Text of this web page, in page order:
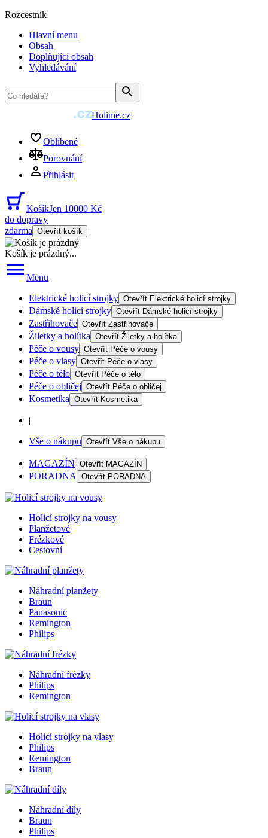
Rozcestník
Hlavní menu
Obsah
Doplňující obsah
Vyhledávání
Holime.cz
Oblíbené
Porovnání
Přihlásit
KošíkJen 10000 Kč
do dopravy
zdarma Otevřít košík
Košík je prázdný...
Menu
Elektrické holicí strojky Otevřít Elektrické holicí strojky
Dámské holicí strojky Otevřít Dámské holicí strojky
Zastřihovače Otevřít Zastřihovače
Žiletky a holítka Otevřít Žiletky a holítka
Péče o vousy Otevřít Péče o vousy
Péče o vlasy Otevřít Péče o vlasy
Péče o tělo Otevřít Péče o tělo
Péče o obličej Otevřít Péče o obličej
Kosmetika Otevřít Kosmetika
|
Vše o nákupu Otevřít Vše o nákupu
MAGAZÍN Otevřít MAGAZÍN
PORADNA Otevřít PORADNA
Holicí strojky na vousy
Planžetové
Frézkové
Cestovní
Náhradní planžety
Braun
Panasonic
Remington
Philips
Náhradní frézky
Philips
Remington
Holicí strojky na vlasy
Philips
Remington
Braun
Náhradní díly
Braun
Philips